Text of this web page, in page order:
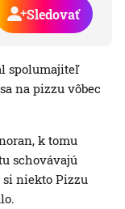
Sledovať
spolumajiteľ
na pizzu vôbec
k tomu
schovávajú
si niekto Pizzu